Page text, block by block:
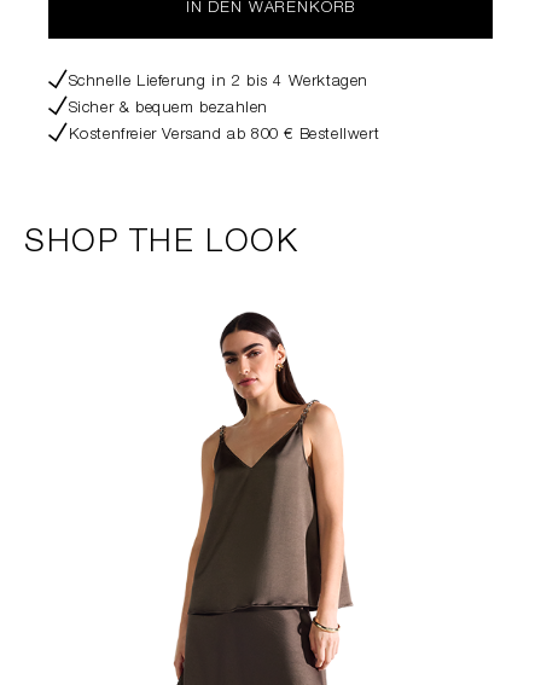
IN DEN WARENKORB
Schnelle Lieferung in 2 bis 4 Werktagen
Sicher & bequem bezahlen
Kostenfreier Versand ab 800 € Bestellwert
SHOP THE LOOK